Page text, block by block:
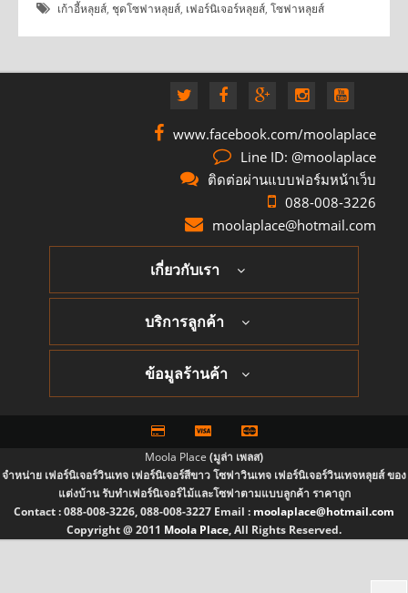
เก้าอี้หลุยส์, ชุดโซฟาหลุยส์, เฟอร์นิเจอร์หลุยส์, โซฟาหลุยส์
www.facebook.com/moolaplace
Line ID: @moolaplace
ติดต่อผ่านแบบฟอร์มหน้าเว็บ
088-008-3226
moolaplace@hotmail.com
เกี่ยวกับเรา
บริการลูกค้า
ข้อมูลร้านค้า
Moola Place (มูล่า เพลส)
จำหน่าย เฟอร์นิเจอร์วินเทจ เฟอร์นิเจอร์สีขาว โซฟาวินเทจ เฟอร์นิเจอร์วินเทจหลุยส์ ของ
แต่งบ้าน รับทำเฟอร์นิเจอร์ไม้และโซฟาตามแบบลูกค้า ราคาถูก
Contact :088-008-3226, 088-008-3227 Email : moolaplace@hotmail.com
Copyright @ 2011 Moola Place, All Rights Reserved.